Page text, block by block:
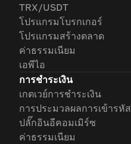
TRX/USDT
โปรแกรมโบรกเกอร์
โปรแกรมสร้างตลาด
ค่าธรรมเนียม
เอพีไอ
การชำระเงิน
เกตเวย์การชำระเงิน
การประมวลผลการเข้ารหัส
ปลั๊กอินอีคอมเมิร์ซ
ค่าธรรมเนียม